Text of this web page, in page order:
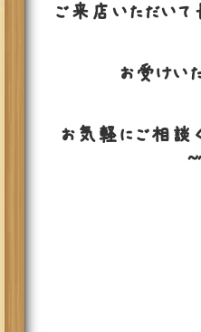
ご来店いただいて
お受けい
お気軽にご相談